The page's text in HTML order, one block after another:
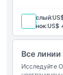
на
4
Взрослый:
Ребенок:US$
Все
Исследуйте